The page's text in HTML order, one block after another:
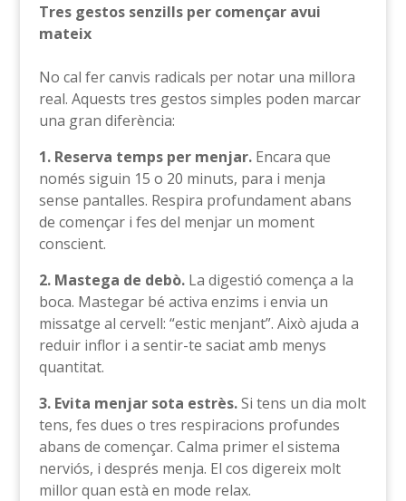
Tres gestos senzills per començar avui
mateix
No cal fer canvis radicals per notar una millora
real. Aquests tres gestos simples poden marcar
una gran diferència:
1. Reserva temps per menjar.Encara que
només siguin 15 o 20 minuts, para i menja
sense pantalles. Respira profundament abans
de començar i fes del menjar un moment
conscient.
2. Mastega de debò.La digestió comença a la
boca. Mastegar bé activa enzims i envia un
missatge al cervell: “estic menjant”. Això ajuda a
reduir inflor i a sentir-te saciat amb menys
quantitat.
3. Evita menjar sota estrès.Si tens un dia molt
tens, fes dues o tres respiracions profundes
abans de començar. Calma primer el sistema
nerviós, i després menja. El cos digereix molt
millor quan està en mode relax.